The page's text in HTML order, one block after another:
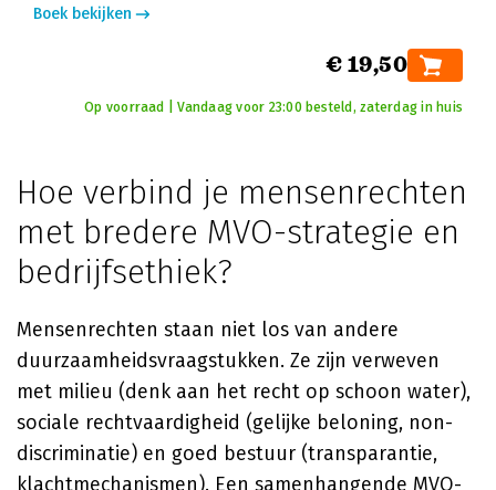
Boek bekijken
€ 19,50
Op voorraad | Vandaag voor 23:00 besteld, zaterdag in huis
Hoe verbind je mensenrechten
met bredere MVO-strategie en
bedrijfsethiek?
Mensenrechten staan niet los van andere
duurzaamheidsvraagstukken. Ze zijn verweven
met milieu (denk aan het recht op schoon water),
sociale rechtvaardigheid (gelijke beloning, non-
discriminatie) en goed bestuur (transparantie,
klachtmechanismen). Een samenhangende MVO-